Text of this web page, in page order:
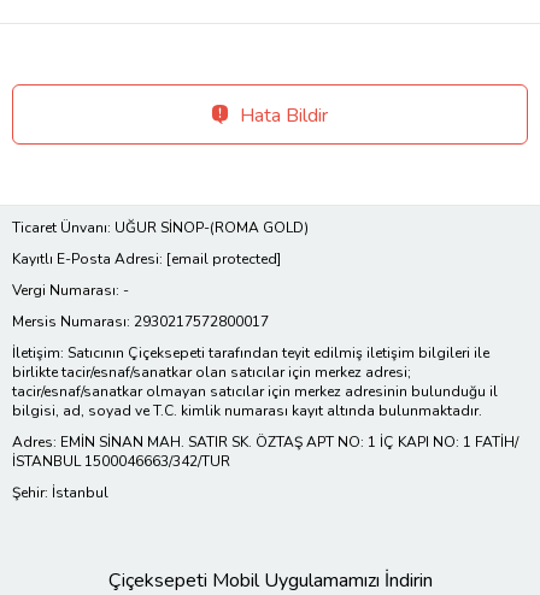
Hata Bildir
Ticaret Ünvanı: UĞUR SİNOP-(ROMA GOLD)
Kayıtlı E-Posta Adresi: [email protected]
Vergi Numarası: -
Mersis Numarası: 2930217572800017
İletişim: Satıcının Çiçeksepeti tarafından teyit edilmiş iletişim bilgileri ile
birlikte tacir/esnaf/sanatkar olan satıcılar için merkez adresi;
tacir/esnaf/sanatkar olmayan satıcılar için merkez adresinin bulunduğu il
bilgisi, ad, soyad ve T.C. kimlik numarası kayıt altında bulunmaktadır.
Adres: EMİN SİNAN MAH. SATIR SK. ÖZTAŞ APT NO: 1 İÇ KAPI NO: 1 FATİH/
İSTANBUL 1500046663/342/TUR
Şehir: İstanbul
Çiçeksepeti Mobil Uygulamamızı İndirin